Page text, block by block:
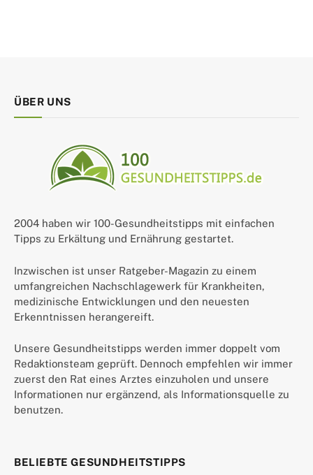
ÜBER UNS
2004 haben wir 100-Gesundheitstipps mit einfachen
Tipps zu Erkältung und Ernährung gestartet.
Inzwischen ist unser Ratgeber-Magazin zu einem
umfangreichen Nachschlagewerk für Krankheiten,
medizinische Entwicklungen und den neuesten
Erkenntnissen herangereift.
Unsere Gesundheitstipps werden immer doppelt vom
Redaktionsteam geprüft. Dennoch empfehlen wir immer
zuerst den Rat eines Arztes einzuholen und unsere
Informationen nur ergänzend, als Informationsquelle zu
benutzen.
BELIEBTE GESUNDHEITSTIPPS